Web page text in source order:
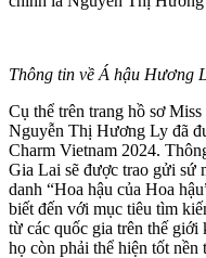
Thông tin về Á hậu Hương
Cụ thể trên trang hồ sơ
Nguyễn Thị Hương Ly đã
Charm Vietnam 2024.
Gia Lai sẽ được trao gửi sứ
danh “Hoa hậu của Hoa
biết đến với mục tiêu tìm
từ các quốc gia trên thế giới
họ còn phải thể hiện tốt nền